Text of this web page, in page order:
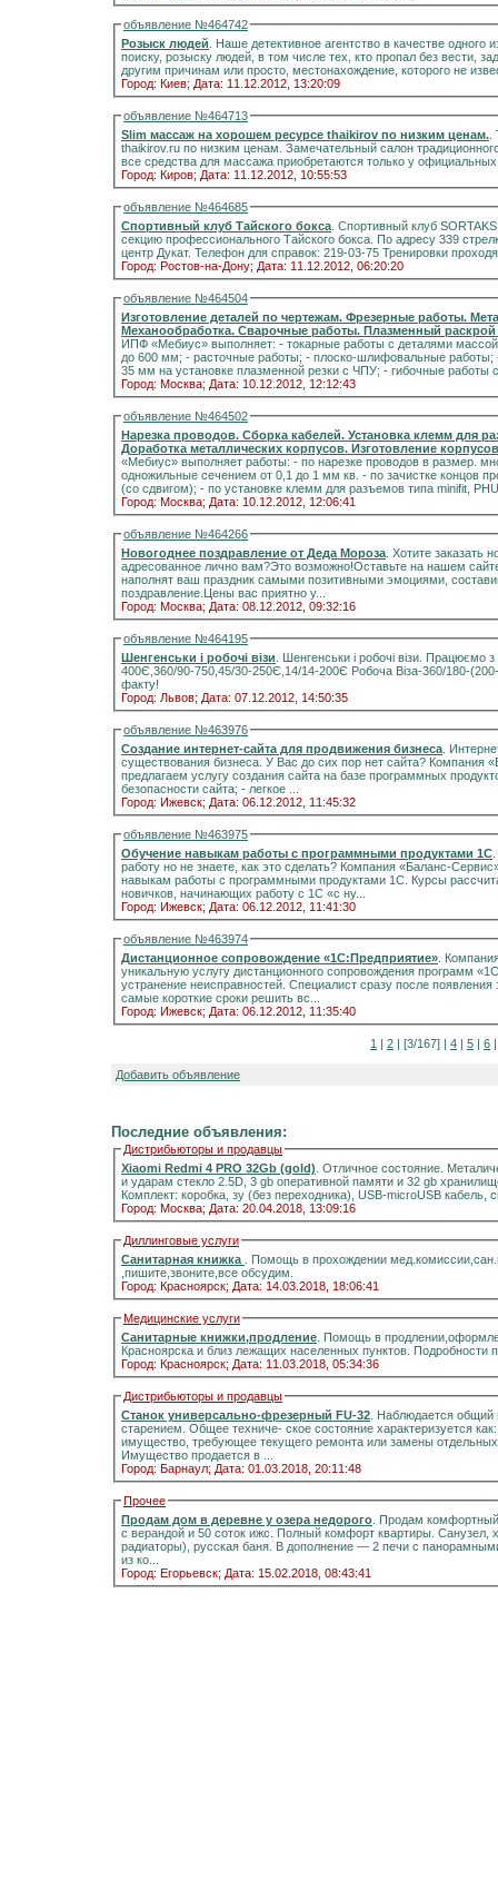
объявление №464742
Розыск людей . Наше детективное агентство в качестве
поиску, розыску людей, в том числе тех, кто пропал без вести,
другим причинам или просто, местонахождение, которого не
Город: Киев; Дата: 11.12.2012, 13:20:09
объявление №464713
Slim массаж на хорошем ресурсе thaikirov по низким ценам.
thaikirov.ru по низким ценам. Замечательный салон
все средства для массажа приобретаются только у официальных
Город: Киров; Дата: 11.12.2012, 10:55:53
объявление №464685
Спортивный клуб Тайского бокса . Спортивный клуб
секцию профессионального Тайского бокса. По адресу 339
центр Дукат. Телефон для справок: 219-03-75 Тренировки
Город: Ростов-на-Дону; Дата: 11.12.2012, 06:20:20
объявление №464504
Изготовление деталей по чертежам. Фрезерные работы.
Механообработка. Сварочные работы. Плазменный
ИПФ «Мебиус» выполняет: - токарные работы с деталями массой до 20 кг; - фрезерные работы с деталями габаритами
до 600 мм; - расточные работы; - плоско-шлифовальные работы; - работы по раскрою листового металла толщиной до
35 мм на установке плазменной резки с ЧПУ; - гибочные
Город: Москва; Дата: 10.12.2012, 12:12:43
объявление №464502
Нарезка проводов. Сборка кабелей. Установка клемм для
Доработка металлических корпусов. Изготовление
«Мебиус» выполняет работы: - по нарезке проводов в размер. многожильные сечением от 0,1 до 1,5 мм кв.
одножильные сечением от 0,1 до 1 мм кв. - по зачистке концов проводов с полным или частичным снятием изоляции
(со сдвигом); - по установке клемм для разъемов типа minifit,
Город: Москва; Дата: 10.12.2012, 12:06:41
объявление №464266
Новогоднее поздравление от Деда Мороза . Хотите заказать
адресованное лично вам?Это возможно!Оставьте на нашем
наполнят ваш праздник самыми позитивными эмоциями,
поздравление.Цены вас приятно у...
Город: Москва; Дата: 08.12.2012, 09:32:16
объявление №464195
Шенгенськи і робочі візи . Шенгенськи і робочі візи.
400Є,360/90-750,45/30-250Є,14/14-200Є Робоча Віза-360/180-
факту!
Город: Львов; Дата: 07.12.2012, 14:50:35
объявление №463976
Создание интернет-сайта для продвижения бизнеса .
существования бизнеса. У Вас до сих пор нет сайта?
предлагаем услугу создания сайта на базе программных продуктов «1С-Битрикс». «1С-
безопасности сайта; - легкое ...
Город: Ижевск; Дата: 06.12.2012, 11:45:32
объявление №463975
Обучение навыкам работы с программными продуктами 1С
работу но не знаете, как это сделать? Компания «Баланс-
навыкам работы с программными продуктами 1С. Курсы
новичков, начинающих работу с 1С «с ну...
Город: Ижевск; Дата: 06.12.2012, 11:41:30
объявление №463974
Дистанционное сопровождение «1С:Предприятие» .
уникальную услугу дистанционного сопровождения программ
устранение неисправностей. Специалист сразу после
самые короткие сроки решить вс...
Город: Ижевск; Дата: 06.12.2012, 11:35:40
1 | 2 | [3/167] | 4 | 5 | 6
Добавить объявление
Последние объявления:
Дистрибьюторы и продавцы
Xiaomi Redmi 4 PRO 32Gb (gold) . Отличное состояние.
и ударам стекло 2.5D, 3 gb оперативной памяти и 32 gb
Комплект: коробка, зу (без переходника), USB-microUSB
Город: Москва; Дата: 20.04.2018, 13:09:16
Диллинговые услуги
Санитарная книжка
. Помощь в прохождении
,пишите,звоните,все обсудим.
Город: Красноярск; Дата: 14.03.2018, 18:06:41
Медицинские услуги
Санитарные книжки,продление . Помощь в
Красноярска и близ лежащих населенных пунктов.
Город: Красноярск; Дата: 11.03.2018, 05:34:36
Дистрибьюторы и продавцы
Станок универсально-фрезерный FU-32 . Наблюдается
старением. Общее техниче- ское состояние характеризуется
имущество, требующее текущего ремонта или замены
Имущество продается в ...
Город: Барнаул; Дата: 01.03.2018, 20:11:48
Прочее
Продам дом в деревне у озера недорого . Продам комфортный
с верандой и 50 соток ижс. Полный комфорт квартиры. Санузел, холодная и горячая вода,
радиаторы), русская баня. В дополнение — 2 печи с панорамными стёклами.Информация на портале домиклайт.Вода
из ко...
Город: Егорьевск; Дата: 15.02.2018, 08:43:41